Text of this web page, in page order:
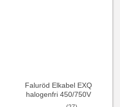
Faluröd Elkabel EXQ
halogenfri 450/750V